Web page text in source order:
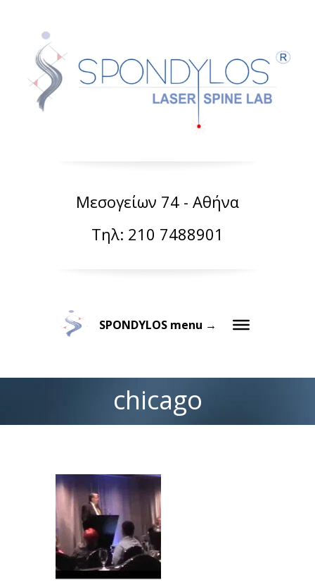
Μεσογείων 74 - Αθήνα
Τηλ: 210 7488901
SPONDYLOS menu →
chicago